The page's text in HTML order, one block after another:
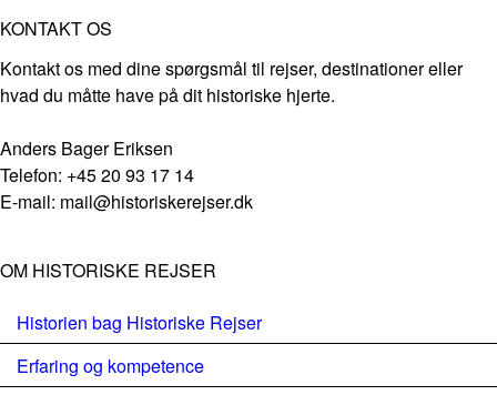
KONTAKT OS
Kontakt os med dine spørgsmål til rejser, destinationer eller
hvad du måtte have på dit historiske hjerte.
Anders Bager Eriksen
Telefon: +45 20 93 17 14
E-mail: mail@historiskerejser.dk
OM HISTORISKE REJSER
Historien bag Historiske Rejser
Erfaring og kompetence